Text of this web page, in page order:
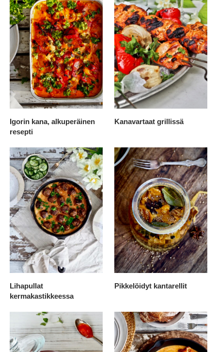
Igorin kana, alkuperäinen
resepti
Kanavartaat grillissä
Lihapullat
kermakastikkeessa
Pikkelöidyt kantarellit